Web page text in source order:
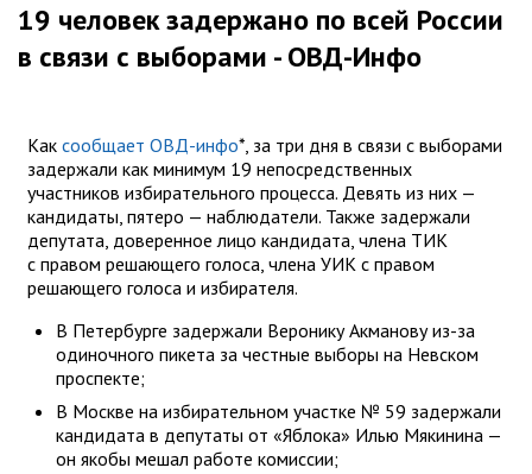
19 человек задержано по всей России
в связи с выборами - ОВД-Инфо
Как сообщает ОВД-инфо*, за три дня в связи с выборами
задержали как минимум 19 непосредственных
участников избирательного процесса. Девять из них —
кандидаты, пятеро — наблюдатели. Также задержали
депутата, доверенное лицо кандидата, члена ТИК
с правом решающего голоса, члена УИК с правом
решающего голоса и избирателя.
В Петербурге задержали Веронику Акманову из-за
одиночного пикета за честные выборы на Невском
проспекте;
В Москве на избирательном участке № 59 задержали
кандидата в депутаты от «Яблока» Илью Мякинина —
он якобы мешал работе комиссии;